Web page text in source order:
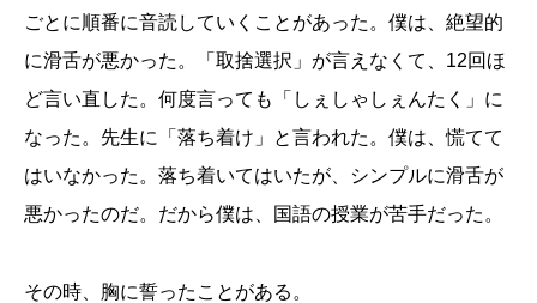
ごとに順番に音読していくことがあった。僕は、絶望的
に滑舌が悪かった。「取捨選択」が言えなくて、12回ほ
ど言い直した。何度言っても「しぇしゃしぇんたく」に
なった。先生に「落ち着け」と言われた。僕は、慌てて
はいなかった。落ち着いてはいたが、シンプルに滑舌が
悪かったのだ。だから僕は、国語の授業が苦手だった。
その時、胸に誓ったことがある。